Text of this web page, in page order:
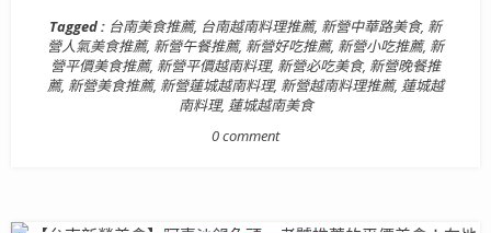
Tagged : 台南美食推薦, 台南越南料理推薦, 新營中華路美食, 新
營人氣美食推薦, 新營午餐推薦, 新營好吃推薦, 新營小吃推薦, 新
營平價美食推薦, 新營平價越南料理, 新營必吃美食, 新營晚餐推
薦, 新營美食推薦, 新營蓮城越南料理, 新營越南料理推薦, 蓮城越
南料理, 蓮城越南美食
0 comment